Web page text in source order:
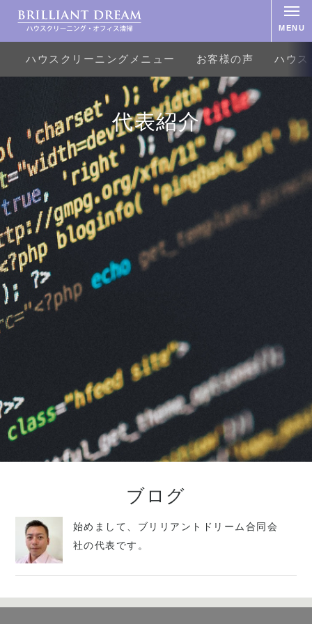
MENU
ハウスクリーニングメニュー お客様の声 ハウス
代表紹介
ブログ
始めまして、ブリリアントドリーム合同会
社の代表です。